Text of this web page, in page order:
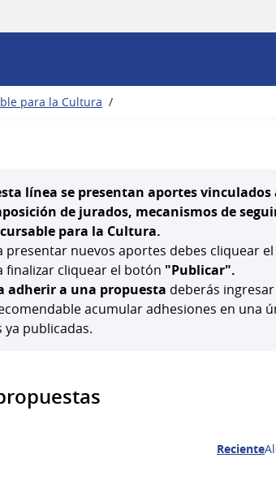
para la Cultura /
línea se presentan aportes
de jurados, mecanismos de
para la Cultura.
presentar nuevos aportes debes cliquear
finalizar cliquear el botón "Publicar".
adherir a una propuesta deberás
acumular adhesiones en una
ya publicadas.
Reciente